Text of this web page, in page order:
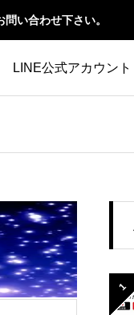
い合わせ下さい。
LINE公式アカウント
1